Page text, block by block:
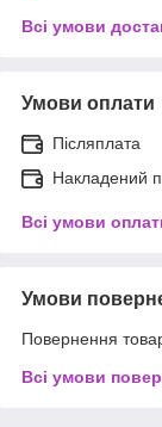
Всі умови
Умови оплати
Післяплата
Накладений
Всі умови
Умови
Повернення
Всі умови